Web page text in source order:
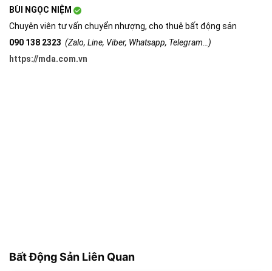
BÙI NGỌC NIỆM
Chuyên viên tư vấn chuyển nhượng, cho thuê bất động sản
090 138 2323 (Zalo, Line, Viber, Whatsapp, Telegram…)
https://mda.com.vn
Bất Động Sản Liên Quan